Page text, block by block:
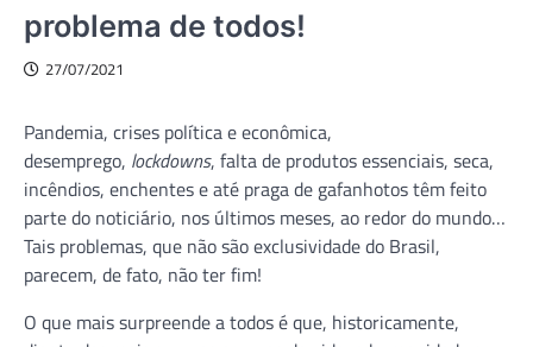
problema de todos!
27/07/2021
Pandemia, crises política e econômica,
desemprego, lockdowns, falta de produtos essenciais, seca,
incêndios, enchentes e até praga de gafanhotos têm feito
parte do noticiário, nos últimos meses, ao redor do mundo…
Tais problemas, que não são exclusividade do Brasil,
parecem, de fato, não ter fim!
O que mais surpreende a todos é que, historicamente,